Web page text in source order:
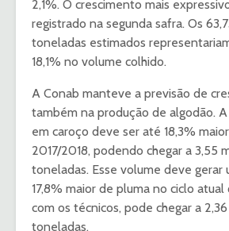
2,1%. O crescimento mais
registrado na segunda safra. Os
toneladas estimados
18,1% no volume colhido.
A Conab manteve a previsão de
também na produção de algodão.
em caroço deve ser até 18,3%
2017/2018, podendo chegar a 3,55
toneladas. Esse volume deve gerar
17,8% maior de pluma no ciclo atual
com os técnicos, pode chegar a
toneladas.